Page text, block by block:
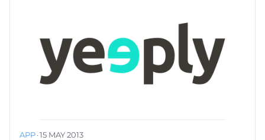
APP·15 MAY 2013